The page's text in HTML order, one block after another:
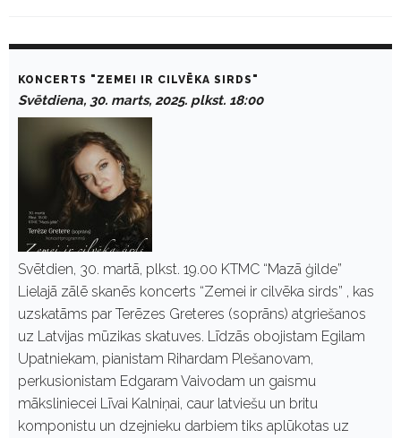
2
KONCERTS "ZEMEI IR CILVĒKA SIRDS"
Svētdiena, 30. marts, 2025. plkst. 18:00
Svētdien, 30. martā, plkst. 19.00 KTMC “Mazā ģilde”
Lielajā zālē skanēs koncerts “Zemei ir cilvēka sirds” , kas
uzskatāms par Terēzes Greteres (soprāns) atgriešanos
uz Latvijas mūzikas skatuves. Līdzās obojistam Egilam
Upatniekam, pianistam Rihardam Plešanovam,
perkusionistam Edgaram Vaivodam un gaismu
māksliniecei Līvai Kalniņai, caur latviešu un britu
komponistu un dzejnieku darbiem tiks aplūkotas uz